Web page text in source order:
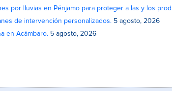
por lluvias en Pénjamo para proteger a las y los
de intervención personalizados. 5 agosto, 2026
en Acámbaro. 5 agosto, 2026